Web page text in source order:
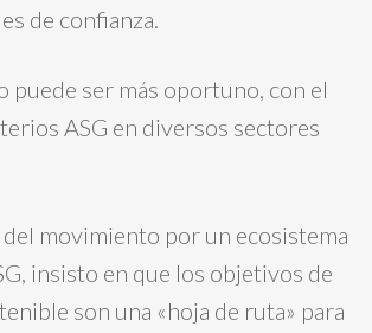
de confianza.
puede ser más oportuno, con el
ASG en diversos sectores
del movimiento por un ecosistema
insisto en que los objetivos de
son una «hoja de ruta» para